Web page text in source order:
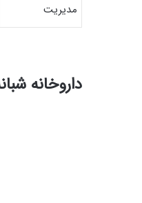
مدیریت
داروخانه